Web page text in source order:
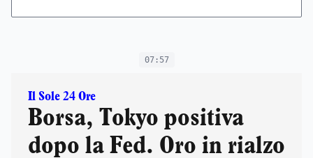
07:57
Il Sole 24 Ore
Borsa, Tokyo positiva
dopo la Fed. Oro in rialzo